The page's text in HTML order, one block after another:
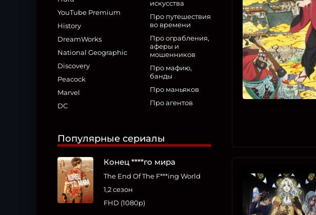
YouTube Premium
History
DreamWorks
National Geographic
Discovery
Peacock
Marvel
DC
искусства
Про путешествия
во времени
Про ограбления,
аферы и
мошенников
Про мафию,
банды
Про маньяков
Про агентов
Популярные сериалы
Конец ****го мира
The End Of The F***ing World
1,2 сезон
FHD (1080p)